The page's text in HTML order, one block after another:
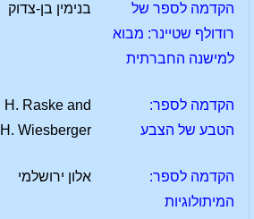
הקדמה לספר של
רודולף שטיינר: מבוא
למישנה החברתית
בנימין בן-צדוק
הקדמה לספר:
הטבע של הצבע
H. Raske and
H. Wiesberger
הקדמה לספר:
המיתולוגיות
אלון ירושלמי